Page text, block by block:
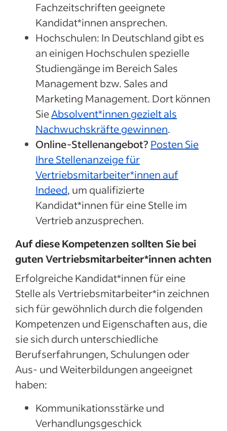
Fachzeitschriften geeignete
Kandidat*innen ansprechen.
Hochschulen: In Deutschland gibt es
an einigen Hochschulen spezielle
Studiengänge im Bereich Sales
Management bzw. Sales and
Marketing Management. Dort können
SieAbsolvent*innen gezielt als
Nachwuchskräfte gewinnen.
Online-Stellenangebot? Posten Sie
Ihre Stellenanzeige für
Vertriebsmitarbeiter*innen auf
Indeed, um qualifizierte
Kandidat*innen für eine Stelle im
Vertrieb anzusprechen.
Auf diese Kompetenzen sollten Sie bei
guten Vertriebsmitarbeiter*innen achten
Erfolgreiche Kandidat*innen für eine
Stelle als Vertriebsmitarbeiter*in zeichnen
sich für gewöhnlich durch die folgenden
Kompetenzen und Eigenschaften aus, die
sie sich durch unterschiedliche
Berufserfahrungen, Schulungen oder
Aus- und Weiterbildungen angeeignet
haben:
Kommunikationsstärke und
Verhandlungsgeschick